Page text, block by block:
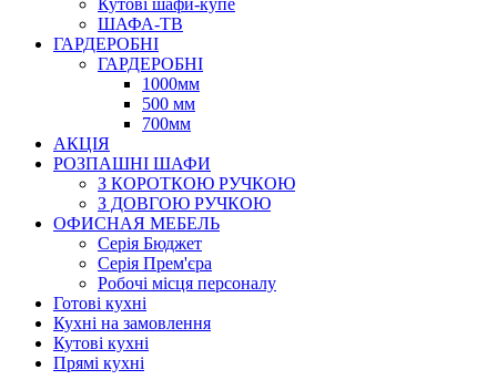
Кутові шафи-купе
ШАФА-ТВ
ГАРДЕРОБНІ
ГАРДЕРОБНІ
1000мм
500 мм
700мм
АКЦІЯ
РОЗПАШНІ ШАФИ
З КОРОТКОЮ РУЧКОЮ
З ДОВГОЮ РУЧКОЮ
ОФИСНАЯ МЕБЕЛЬ
Серія Бюджет
Серія Прем'єра
Робочі місця персоналу
Готові кухні
Кухні на замовлення
Кутові кухні
Прямі кухні